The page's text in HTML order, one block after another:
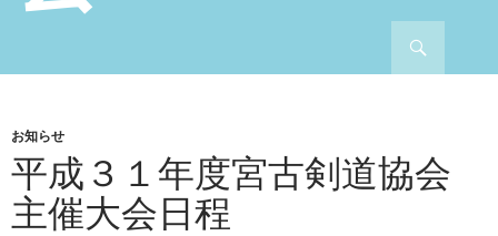
お知らせ
平成３１年度宮古剣道協会
主催大会日程